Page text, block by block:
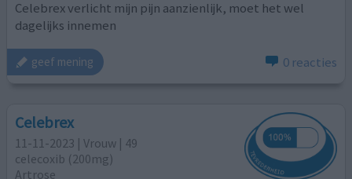
Celebrex verlicht mijn pijn aanzienlijk, moet het wel
dagelijks innemen
geef mening 0 reacties
Celebrex
11-11-2023 | Vrouw | 49
celecoxib (200mg)
Artrose